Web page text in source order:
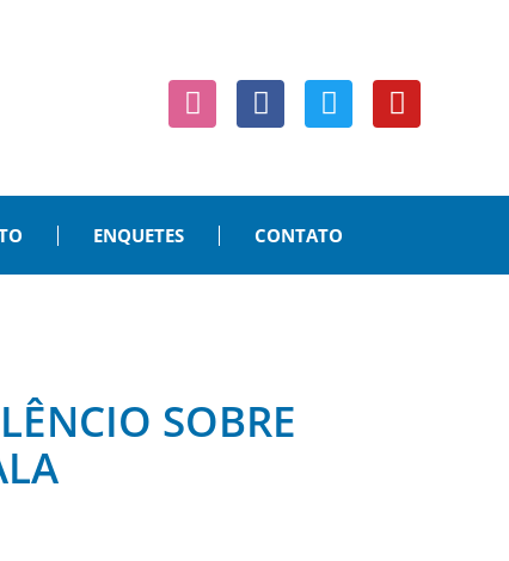
ENQUETES CONTATO
SOBRE